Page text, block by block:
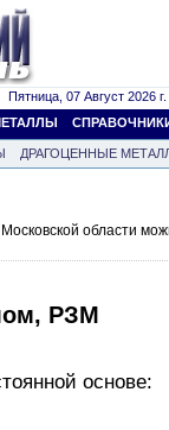
Пятница, 07 Август 2026 г.
ДРАГОЦЕННЫЕ
области
РЗМ
основе: